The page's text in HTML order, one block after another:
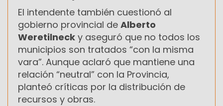
El intendente también cuestionó al
gobierno provincial de Alberto
Weretilneck y aseguró que no todos los
municipios son tratados “con la misma
vara”. Aunque aclaró que mantiene una
relación “neutral” con la Provincia,
planteó críticas por la distribución de
recursos y obras.